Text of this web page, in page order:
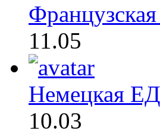
11.05
Немецкая
10.03